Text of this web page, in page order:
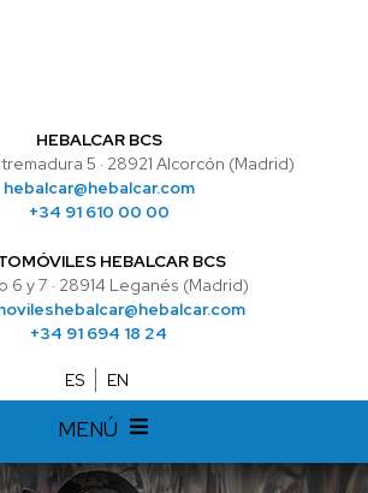
HEBALCAR BCS
5 · 28921 Alcorcón (Madrid)
hebalcar@hebalcar.com
+34 91 610 00 00
HEBALCAR BCS
6 y 7 · 28914 Leganés (Madrid)
+34 91 694 18 24
ES EN
MENÚ